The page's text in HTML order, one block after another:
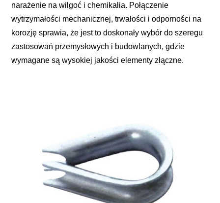
narażenie na wilgoć i chemikalia. Połączenie
wytrzymałości mechanicznej, trwałości i odporności na
korozję sprawia, że ​​jest to doskonały wybór do szeregu
zastosowań przemysłowych i budowlanych, gdzie
wymagane są wysokiej jakości elementy złączne.